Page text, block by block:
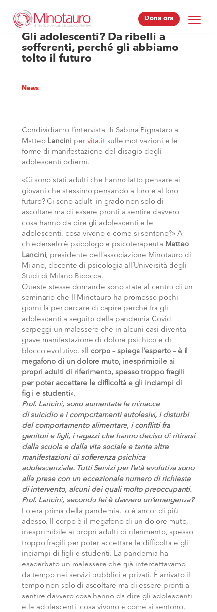
Dona ora
Dona ora
Gli adolescenti? Da ribelli a
sofferenti, perché gli abbiamo
tolto il futuro
News
Condividiamo l’intervista di Sabina Pignataro a
Matteo Lancini per vita.itsulle motivazioni e le
forme di manifestazione del disagio degli
adolescenti odierni.
«Ci sono stati adulti che hanno fatto pensare ai
giovani che stessimo pensando a loro e al loro
futuro? Ci sono adulti in grado non solo di
ascoltare ma di essere pronti a sentire davvero
cosa hanno da dire gli adolescenti e le
adolescenti, cosa vivono e come si sentono?» A
chiederselo è psicologo e psicoterapeuta Matteo
Lancini, presidente dell’associazione Minotauro di
Milano, docente di psicologia all’Università degli
Studi di Milano Bicocca.
Queste stesse domande sono state al centro di un
seminario che Il Minotauro ha promosso pochi
giorni fa per cercare di capire perché fra gli
adolescenti a seguito della pandemia Covid
serpeggi un malessere che in alcuni casi diventa
grave manifestazione di dolore psichico e di
blocco evolutivo. «Il corpo – spiega l’esperto – è il
megafono di un dolore muto, inesprimibile ai
propri adulti di riferimento, spesso troppo fragili
per poter accettare le difficoltà e gli inciampi di
figli e studenti».
Prof. Lancini, sono aumentate le minacce
di suicidio e i comportamenti autolesivi, i disturbi
del comportamento alimentare, i conflitti fra
genitori e figli, i ragazzi che hanno deciso di ritirarsi
dalla scuola e dalla vita sociale e tante altre
manifestazioni di sofferenza psichica
adolescenziale. Tutti Servizi per l’età evolutiva sono
alle prese con un eccezionale numero di richieste
di intervento, alcuni dei quali molto preoccupanti.
Prof. Lancini, secondo lei è davvero un’emergenza?
Lo era prima della pandemia, lo è ancor di più
adesso. Il corpo è il megafono di un dolore muto,
inesprimibile ai propri adulti di riferimento, spesso
troppo fragili per poter accettare le difficoltà e gli
inciampi di figli e studenti. La pandemia ha
esacerbato un malessere che già intercettavamo
da tempo nei servizi pubblici e privati. È arrivato il
tempo non solo di ascoltare ma di essere pronti a
sentire davvero cosa hanno da dire gli adolescenti
e le adolescenti, cosa vivono e come si sentono,